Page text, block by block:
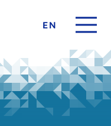
EN